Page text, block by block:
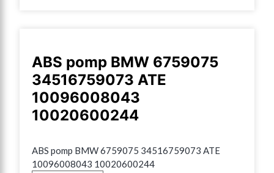
ABS pomp BMW 6759075
34516759073 ATE
10096008043
10020600244
ABS pomp BMW 6759075 34516759073 ATE
10096008043 10020600244